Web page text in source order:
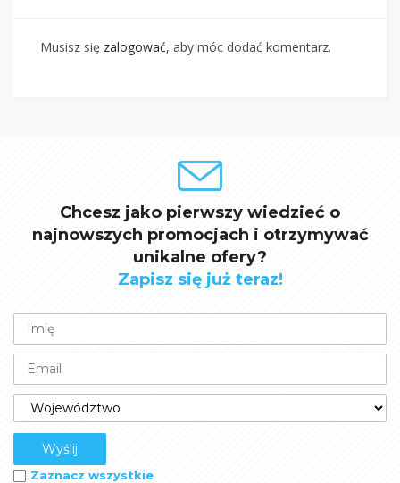
Musisz się zalogować, aby móc dodać komentarz.
Chcesz jako pierwszy wiedzieć o
najnowszych promocjach i otrzymywać
unikalne ofery?
Zapisz się już teraz!
Zaznacz wszystkie